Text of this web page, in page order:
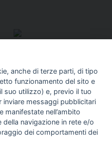
Vedi tutti
anche di terze parti, di tipo
funzionamento del sito e
suo utilizzo) e, previo il tuo
messaggi pubblicitari
manifestate nell’ambito
della navigazione in rete e/o
dei comportamenti dei